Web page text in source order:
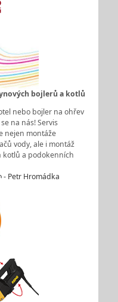
bojlerů a kotlů
nebo bojler na ohřev
na nás! Servis
nejen montáže
vody, ale i montáž
kotlů a podokenních
- Petr Hromádka